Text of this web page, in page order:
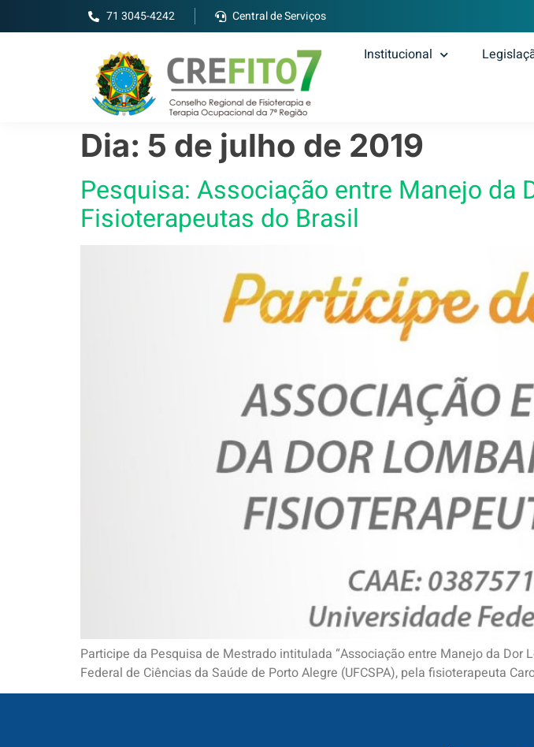
71 3045-4242 Central de Serviços
Institucional
Dia: 5 de julho de 2019
Pesquisa: Associação entre Manejo da
Fisioterapeutas do Brasil
Participe da Pesquisa de Mestrado intitulada “Associação entre Manejo da
Federal de Ciências da Saúde de Porto Alegre (UFCSPA), pela fisioterapeuta